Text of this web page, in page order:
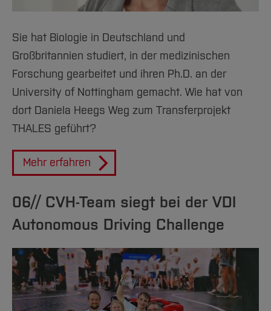
Sie hat Biologie in Deutschland und
Großbritannien studiert, in der medizinischen
Forschung gearbeitet und ihren Ph.D. an der
University of Nottingham gemacht. Wie hat von
dort Daniela Heegs Weg zum Transferprojekt
THALES geführt?
Mehr erfahren
06// CVH-Team siegt bei der VDI
Autonomous Driving Challenge